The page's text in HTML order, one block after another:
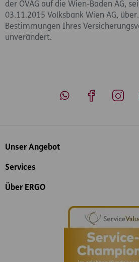
der ÖVAG auf die Wien-Baden AG,
03.11.2015 Volksbank Wien AG,
Bestimmungen Ihres
unverändert.
Inhaltsübersicht
Unser Angebot
Services
Über ERGO